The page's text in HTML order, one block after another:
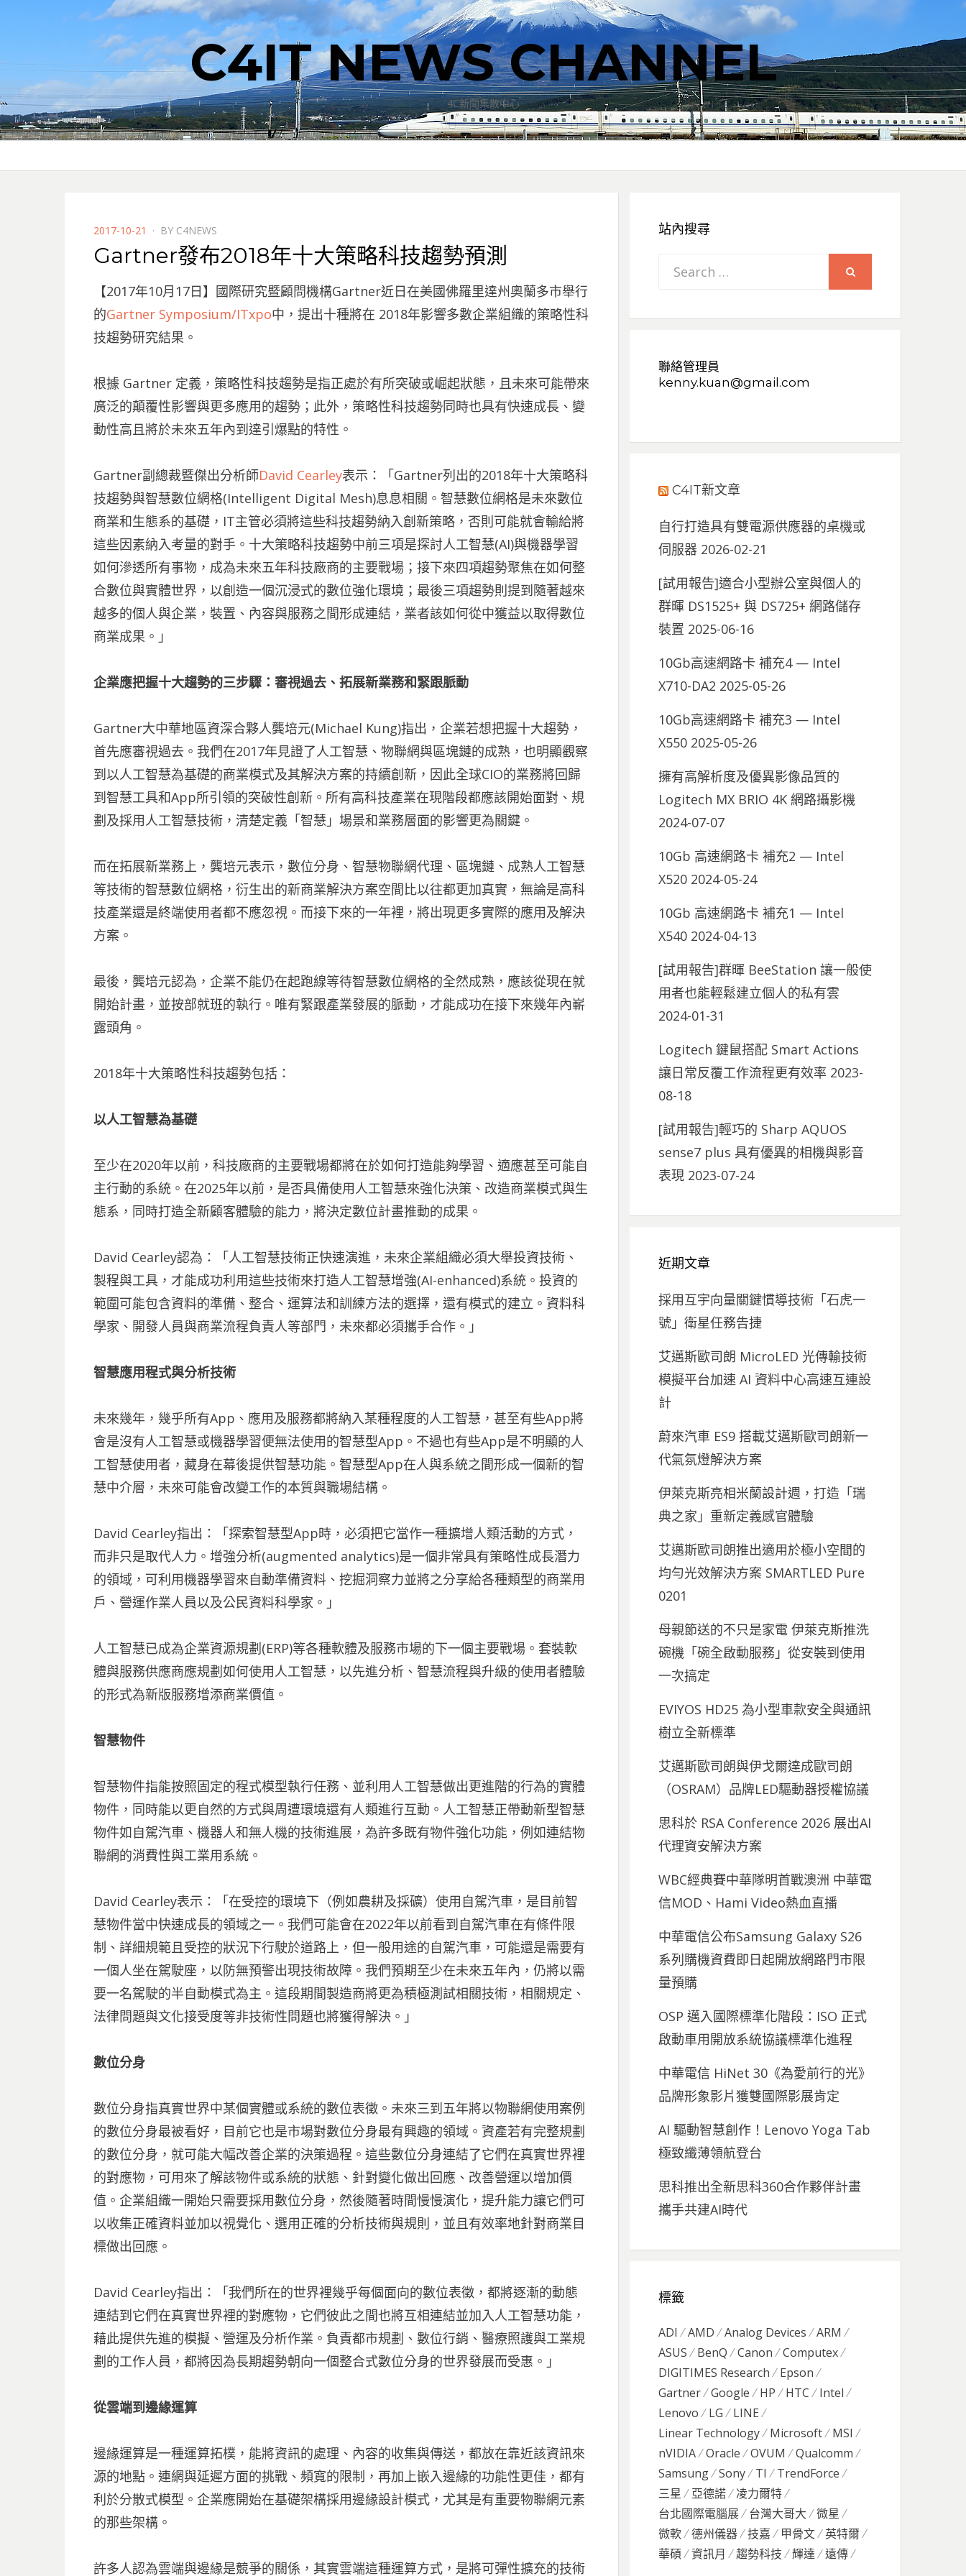
C4IT NEWS CHANNEL
4C新聞集散中心
POSTED
ON
2017-10-21 BY C4NEWS
Gartner發布2018年十大策略科技趨勢預測
【2017年10月17日】國際研究暨顧問機構Gartner近日在美國佛羅里達州奧蘭多市舉行
的Gartner Symposium/ITxpo中，提出十種將在 2018年影響多數企業組織的策略性科
技趨勢研究結果。
根據 Gartner 定義，策略性科技趨勢是指正處於有所突破或崛起狀態，且未來可能帶來
廣泛的顛覆性影響與更多應用的趨勢；此外，策略性科技趨勢同時也具有快速成長、變
動性高且將於未來五年內到達引爆點的特性。
Gartner副總裁暨傑出分析師David Cearley表示：「Gartner列出的2018年十大策略科
技趨勢與智慧數位網格(Intelligent Digital Mesh)息息相關。智慧數位網格是未來數位
商業和生態系的基礎，IT主管必須將這些科技趨勢納入創新策略，否則可能就會輸給將
這些因素納入考量的對手。十大策略科技趨勢中前三項是探討人工智慧(AI)與機器學習
如何滲透所有事物，成為未來五年科技廠商的主要戰場；接下來四項趨勢聚焦在如何整
合數位與實體世界，以創造一個沉浸式的數位強化環境；最後三項趨勢則提到隨著越來
越多的個人與企業，裝置、內容與服務之間形成連結，業者該如何從中獲益以取得數位
商業成果。」
企業應把握十大趨勢的三步驟：審視過去、拓展新業務和緊跟脈動
Gartner大中華地區資深合夥人龔培元(Michael Kung)指出，企業若想把握十大趨勢，
首先應審視過去。我們在2017年見證了人工智慧、物聯網與區塊鏈的成熟，也明顯觀察
到以人工智慧為基礎的商業模式及其解決方案的持續創新，因此全球CIO的業務將回歸
到智慧工具和App所引領的突破性創新。所有高科技產業在現階段都應該開始面對、規
劃及採用人工智慧技術，清楚定義「智慧」場景和業務層面的影響更為關鍵。
而在拓展新業務上，龔培元表示，數位分身、智慧物聯網代理、區塊鏈、成熟人工智慧
等技術的智慧數位網格，衍生出的新商業解決方案空間比以往都更加真實，無論是高科
技產業還是終端使用者都不應忽視。而接下來的一年裡，將出現更多實際的應用及解決
方案。
最後，龔培元認為，企業不能仍在起跑線等待智慧數位網格的全然成熟，應該從現在就
開始計畫，並按部就班的執行。唯有緊跟產業發展的脈動，才能成功在接下來幾年內嶄
露頭角。
2018年十大策略性科技趨勢包括：
以人工智慧為基礎
至少在2020年以前，科技廠商的主要戰場都將在於如何打造能夠學習、適應甚至可能自
主行動的系統。在2025年以前，是否具備使用人工智慧來強化決策、改造商業模式與生
態系，同時打造全新顧客體驗的能力，將決定數位計畫推動的成果。
David Cearley認為：「人工智慧技術正快速演進，未來企業組織必須大舉投資技術、
製程與工具，才能成功利用這些技術來打造人工智慧增強(AI-enhanced)系統。投資的
範圍可能包含資料的準備、整合、運算法和訓練方法的選擇，還有模式的建立。資料科
學家、開發人員與商業流程負責人等部門，未來都必須攜手合作。」
智慧應用程式與分析技術
未來幾年，幾乎所有App、應用及服務都將納入某種程度的人工智慧，甚至有些App將
會是沒有人工智慧或機器學習便無法使用的智慧型App。不過也有些App是不明顯的人
工智慧使用者，藏身在幕後提供智慧功能。智慧型App在人與系統之間形成一個新的智
慧中介層，未來可能會改變工作的本質與職場結構。
David Cearley指出：「探索智慧型App時，必須把它當作一種擴增人類活動的方式，
而非只是取代人力。增強分析(augmented analytics)是一個非常具有策略性成長潛力
的領域，可利用機器學習來自動準備資料、挖掘洞察力並將之分享給各種類型的商業用
戶、營運作業人員以及公民資料科學家。」
人工智慧已成為企業資源規劃(ERP)等各種軟體及服務市場的下一個主要戰場。套裝軟
體與服務供應商應規劃如何使用人工智慧，以先進分析、智慧流程與升級的使用者體驗
的形式為新版服務增添商業價值。
智慧物件
智慧物件指能按照固定的程式模型執行任務、並利用人工智慧做出更進階的行為的實體
物件，同時能以更自然的方式與周遭環境還有人類進行互動。人工智慧正帶動新型智慧
物件如自駕汽車、機器人和無人機的技術進展，為許多既有物件強化功能，例如連結物
聯網的消費性與工業用系統。
David Cearley表示：「在受控的環境下（例如農耕及採礦）使用自駕汽車，是目前智
慧物件當中快速成長的領域之一。我們可能會在2022年以前看到自駕汽車在有條件限
制、詳細規範且受控的狀況下行駛於道路上，但一般用途的自駕汽車，可能還是需要有
一個人坐在駕駛座，以防無預警出現技術故障。我們預期至少在未來五年內，仍將以需
要一名駕駛的半自動模式為主。這段期間製造商將更為積極測試相關技術，相關規定、
法律問題與文化接受度等非技術性問題也將獲得解決。」
數位分身
數位分身指真實世界中某個實體或系統的數位表徵。未來三到五年將以物聯網使用案例
的數位分身最被看好，目前它也是市場對數位分身最有興趣的領域。資產若有完整規劃
的數位分身，就可能大幅改善企業的決策過程。這些數位分身連結了它們在真實世界裡
的對應物，可用來了解該物件或系統的狀態、針對變化做出回應、改善營運以增加價
值。企業組織一開始只需要採用數位分身，然後隨著時間慢慢演化，提升能力讓它們可
以收集正確資料並加以視覺化、選用正確的分析技術與規則，並且有效率地針對商業目
標做出回應。
David Cearley指出：「我們所在的世界裡幾乎每個面向的數位表徵，都將逐漸的動態
連結到它們在真實世界裡的對應物，它們彼此之間也將互相連結並加入人工智慧功能，
藉此提供先進的模擬、營運及分析作業。負責都市規劃、數位行銷、醫療照護與工業規
劃的工作人員，都將因為長期趨勢朝向一個整合式數位分身的世界發展而受惠。」
從雲端到邊緣運算
邊緣運算是一種運算拓樸，能將資訊的處理、內容的收集與傳送，都放在靠近該資訊來
源的地點。連網與延遲方面的挑戰、頻寬的限制，再加上嵌入邊緣的功能性更佳，都有
利於分散式模型。企業應開始在基礎架構採用邊緣設計模式，尤其是有重要物聯網元素
的那些架構。
許多人認為雲端與邊緣是競爭的關係，其實雲端這種運算方式，是將可彈性擴充的技術
站內搜尋
Search
聯絡管理員
kenny.kuan@gmail.com
C4IT新文章
自行打造具有雙電源供應器的桌機或
伺服器 2026-02-21
[試用報告]適合小型辦公室與個人的
群暉 DS1525+ 與 DS725+ 網路儲存
裝置 2025-06-16
10Gb高速網路卡 補充4 — Intel
X710-DA2 2025-05-26
10Gb高速網路卡 補充3 — Intel
X550 2025-05-26
擁有高解析度及優異影像品質的
Logitech MX BRIO 4K 網路攝影機
2024-07-07
10Gb 高速網路卡 補充2 — Intel
X520 2024-05-24
10Gb 高速網路卡 補充1 — Intel
X540 2024-04-13
[試用報告]群暉 BeeStation 讓一般使
用者也能輕鬆建立個人的私有雲
2024-01-31
Logitech 鍵鼠搭配 Smart Actions
讓日常反覆工作流程更有效率 2023-
08-18
[試用報告]輕巧的 Sharp AQUOS
sense7 plus 具有優異的相機與影音
表現 2023-07-24
近期文章
採用互宇向量關鍵慣導技術「石虎一
號」衛星任務告捷
艾邁斯歐司朗 MicroLED 光傳輸技術
模擬平台加速 AI 資料中心高速互連設
計
蔚來汽車 ES9 搭載艾邁斯歐司朗新一
代氣氛燈解決方案
伊萊克斯亮相米蘭設計週，打造「瑞
典之家」重新定義感官體驗
艾邁斯歐司朗推出適用於極小空間的
均勻光效解決方案 SMARTLED Pure
0201
母親節送的不只是家電 伊萊克斯推洗
碗機「碗全啟動服務」從安裝到使用
一次搞定
EVIYOS HD25 為小型車款安全與通訊
樹立全新標準
艾邁斯歐司朗與伊戈爾達成歐司朗
（OSRAM）品牌LED驅動器授權協議
思科於 RSA Conference 2026 展出AI
代理資安解決方案
WBC經典賽中華隊明首戰澳洲 中華電
信MOD、Hami Video熱血直播
中華電信公布Samsung Galaxy S26
系列購機資費即日起開放網路門市限
量預購
OSP 邁入國際標準化階段：ISO 正式
啟動車用開放系統協議標準化進程
中華電信 HiNet 30《為愛前行的光》
品牌形象影片獲雙國際影展肯定
AI 驅動智慧創作！Lenovo Yoga Tab
極致纖薄領航登台
思科推出全新思科360合作夥伴計畫
攜手共建AI時代
標籤
ADI AMD Analog Devices
ARM
ASUS
BenQ Canon
Computex
DIGITIMES Research
Epson
Gartner
Google HP HTC
Intel
Lenovo
LG
LINE
Linear Technology
Microsoft
MSI
nVIDIA
Oracle OVUM
Qualcomm
Samsung
Sony TI
TrendForce
三星
亞德諾
凌力爾特
台北國際電腦展
台灣大哥大
微星
微軟
德州儀器 技嘉 甲骨文
英特爾
華碩
資訊月 趨勢科技 輝達 遠傳